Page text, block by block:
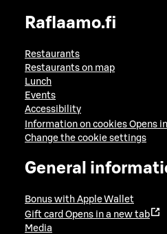
Raflaamo.fi
Restaurants
Restaurants on map
Lunch
Events
Accessibility
Information on cookies Opens
Change the cookie settings
General
Bonus with Apple Wallet
Gift card Opens in a new tab
Media